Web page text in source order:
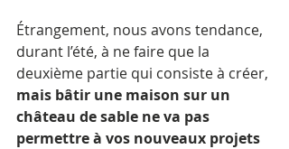
Étrangement, nous avons tendance,
durant l’été, à ne faire que la
deuxième partie qui consiste à créer,
mais bâtir une maison sur un
château de sable ne va pas
permettre à vos nouveaux projets